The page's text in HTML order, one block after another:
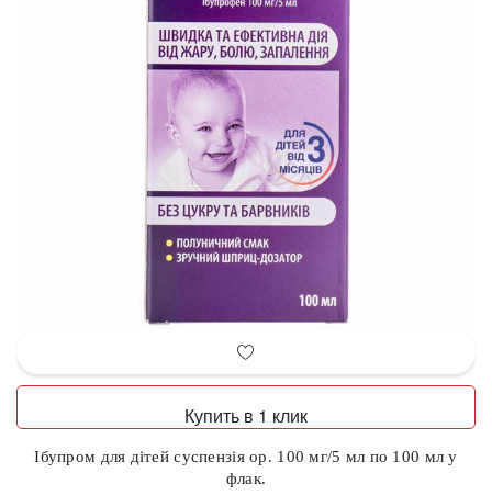
Купить в 1 клик
Ібупром для дітей суспензія ор. 100 мг/5 мл по 100 мл у
флак.